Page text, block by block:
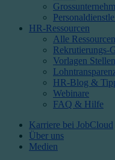
HR-Ressourcen
Alle Ressourcen
Rekrutierungs-
Vorlagen
HR-Blog &
Webinare
FAQ & Hilfe
Karriere bei JobCloud​
Über uns
Medien